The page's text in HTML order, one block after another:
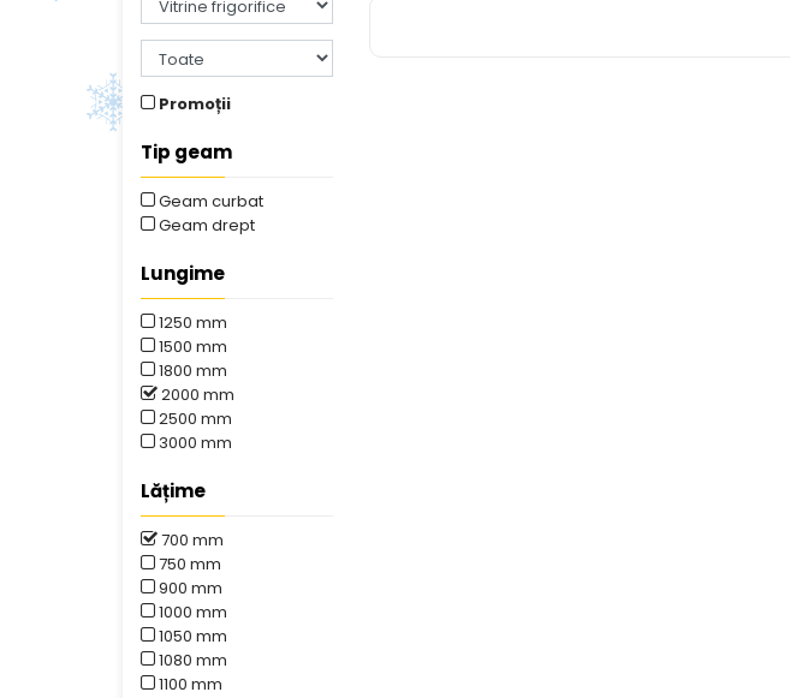
Promoții
Tip geam
Geam curbat
Geam drept
Lungime
1250 mm
1500 mm
1800 mm
2000 mm
2500 mm
3000 mm
Lățime
700 mm
750 mm
900 mm
1000 mm
1050 mm
1080 mm
1100 mm